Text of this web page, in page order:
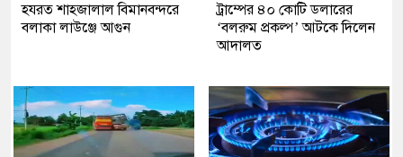
হযরত শাহজালাল বিমানবন্দরে
বলাকা লাউঞ্জে আগুন
ট্রাম্পের ৪০ কোটি ডলারের
‘বলরুম প্রকল্প’ আটকে দিলেন
আদালত